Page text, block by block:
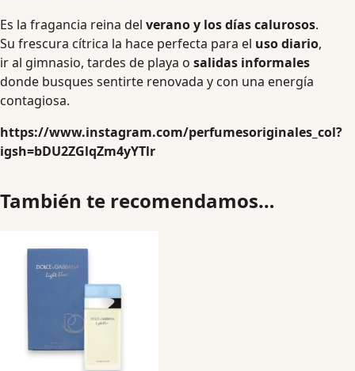
Es la fragancia reina del verano y los días calurosos.
Su frescura cítrica la hace perfecta para el uso diario,
ir al gimnasio, tardes de playa o salidas informales
donde busques sentirte renovada y con una energía
contagiosa.
https://www.instagram.com/perfumesoriginales_col?
igsh=bDU2ZGlqZm4yYTlr
También te recomendamos…